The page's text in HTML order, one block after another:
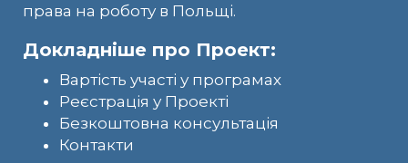
права на роботу в Польщі.
Докладніше про Проект:
Вартість участі у програмах
Реєстрація у Проекті
Безкоштовна консультація
Контакти